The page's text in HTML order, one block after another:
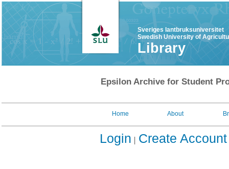
Sveriges lantbruksuniversitet
Swedish University of
Library
Epsilon Archive for Student
Home About
Login Create Account